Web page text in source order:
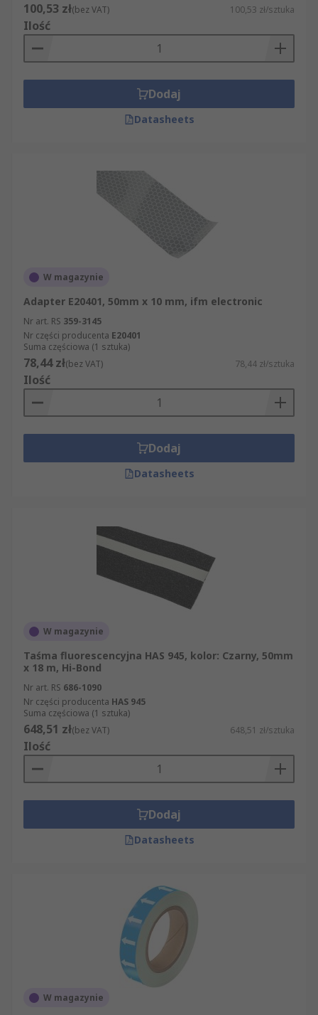
100,53 zł(bez VAT) 100,53 zł/sztuka
Ilość
Dodaj
Datasheets
W magazynie
Adapter E20401, 50mm x 10 mm, ifm electronic
Nr art. RS 359-3145
Nr części producenta E20401
Suma częściowa (1 sztuka)
78,44 zł(bez VAT) 78,44 zł/sztuka
Ilość
Dodaj
Datasheets
W magazynie
Taśma fluorescencyjna HAS 945, kolor: Czarny, 50mm
x 18 m, Hi-Bond
Nr art. RS 686-1090
Nr części producenta HAS 945
Suma częściowa (1 sztuka)
648,51 zł(bez VAT) 648,51 zł/sztuka
Ilość
Dodaj
Datasheets
W magazynie